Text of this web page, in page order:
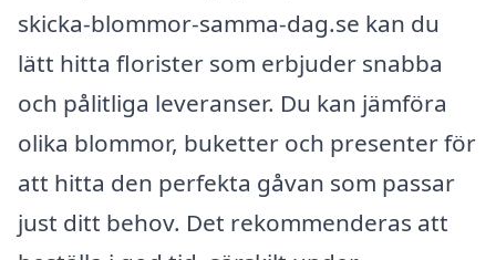
skicka-blommor-samma-dag.se kan du
lätt hitta florister som erbjuder snabba
och pålitliga leveranser. Du kan jämföra
olika blommor, buketter och presenter för
att hitta den perfekta gåvan som passar
just ditt behov. Det rekommenderas att